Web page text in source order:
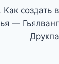
Как создать в
— Гьялванг
Друкпа